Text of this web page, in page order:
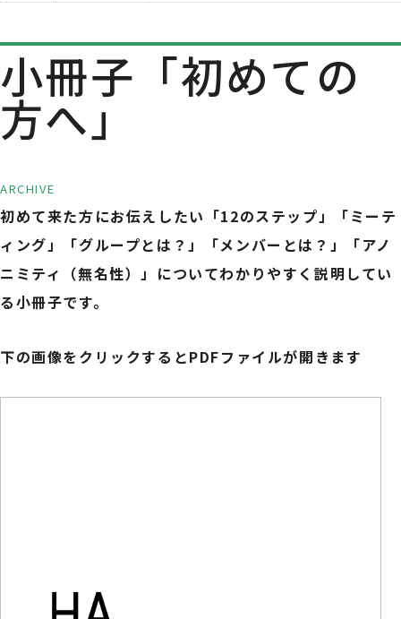
小冊子「初めての
方へ」
ARCHIVE
初めて来た方にお伝えしたい「12のステップ」「ミーテ
ィング」「グループとは？」「メンバーとは？」「アノ
ニミティ（無名性）」についてわかりやすく説明してい
る小冊子です。
下の画像をクリックするとPDFファイルが開きます